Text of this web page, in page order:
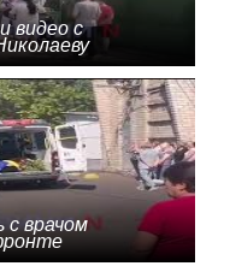
видео с
с врачом